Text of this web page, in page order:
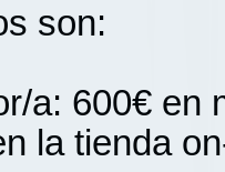
son:
a: 600€ en
la tienda